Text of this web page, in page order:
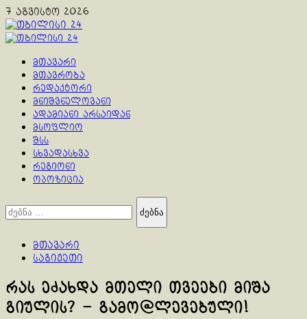
Skip
to
content
7 აგვისტო 2026
Primary
მთავარი
მთავრობა
რედაქტორი
მნიშვნელოვანი
ადამიანი არსაიდან
მსოფლიო
შსს
სხვადასხვა
რეგიონი
ოპოზიცია
ძებნა:
მთავარი
საგიჟეთი
რას ეძახდა მთელი თვეები მიშა
გიულის? – გამო@ლევებული!